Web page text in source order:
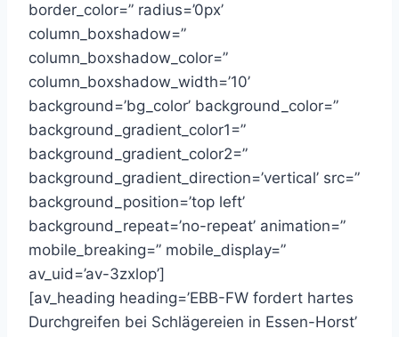
border_color=” radius=’0px’
column_boxshadow=”
column_boxshadow_color=”
column_boxshadow_width=’10’
background=’bg_color’ background_color=”
background_gradient_color1=”
background_gradient_color2=”
background_gradient_direction=’vertical’ src=”
background_position=’top left’
background_repeat=’no-repeat’ animation=”
mobile_breaking=” mobile_display=”
av_uid=’av-3zxlop’]
[av_heading heading=’EBB-FW fordert hartes
Durchgreifen bei Schlägereien in Essen-Horst’